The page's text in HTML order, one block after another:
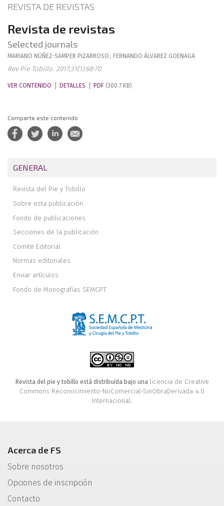
REVISTA DE REVISTAS
Revista de revistas
Selected journals
MARIANO NÚÑEZ-SAMPER PIZARROSO , FERNANDO ÁLVAREZ GOENAGA
Rev Pie Tobillo. 2017;31(1):68-70
VER CONTENIDO DETALLES PDF (300.7 KB)
Comparte este contenido
GENERAL
Revista del Pie y Tobillo
Sobre esta publicación
Fondo de publicaciones
Secciones de la publicación
Comité Editorial
Normas editoriales
Enviar artículos
Fondo de Monografías SEMCPT
Revista del pie y tobillo está distribuida bajo una licencia de Creative
Commons Reconocimiento-NoComercial-SinObraDerivada 4.0
Internacional.
Acerca de FS
Sobre nosotros
Opciones de inscripción
Contacto